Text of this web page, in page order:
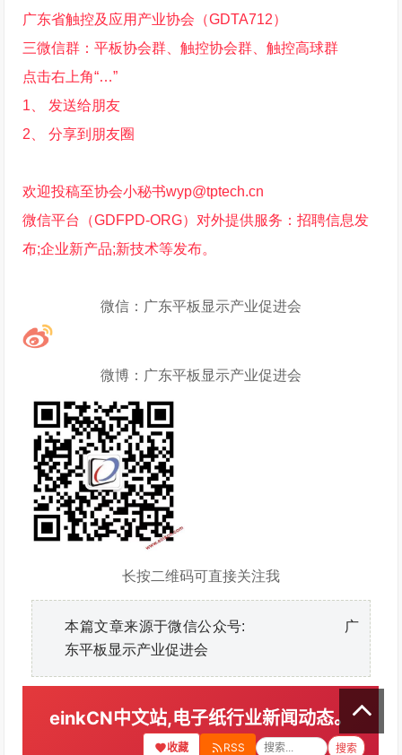
广东省触控及应用产业协会（GDTA712）
三微信群：平板协会群、触控协会群、触控高球群
点击右上角“…”
1、 发送给朋友
2、 分享到朋友圈
欢迎投稿至协会小秘书wyp@tptech.cn
微信平台（GDFPD-ORG）对外提供服务：招聘信息发
布;企业新产品;新技术等发布。
微信： 广东平板显示产业促进会
微博： 广东平板显示产业促进会
长按二维码可直接关注我
本篇文章来源于微信公众号: 广
东平板显示产业促进会